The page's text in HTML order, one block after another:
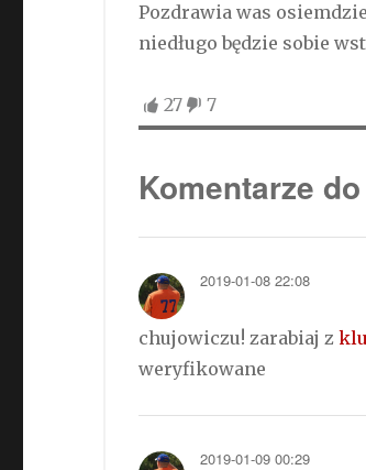
Pozdrawia was
niedługo będzie sobie
27 7
Komentarze
2019-01-08 22:08
chujowiczu! zarabiaj z
weryfikowane
2019-01-09 00:29